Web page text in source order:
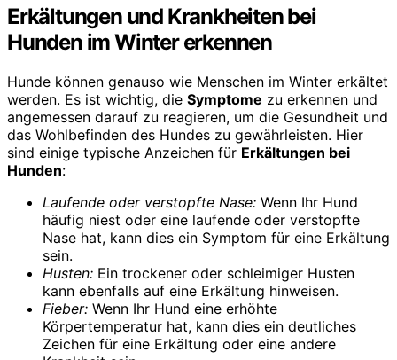
Erkältungen und Krankheiten bei
Hunden im Winter erkennen
Hunde können genauso wie Menschen im Winter erkältet
werden. Es ist wichtig, die Symptome zu erkennen und
angemessen darauf zu reagieren, um die Gesundheit und
das Wohlbefinden des Hundes zu gewährleisten. Hier
sind einige typische Anzeichen für Erkältungen bei
Hunden:
Laufende oder verstopfte Nase: Wenn Ihr Hund
häufig niest oder eine laufende oder verstopfte
Nase hat, kann dies ein Symptom für eine Erkältung
sein.
Husten: Ein trockener oder schleimiger Husten
kann ebenfalls auf eine Erkältung hinweisen.
Fieber: Wenn Ihr Hund eine erhöhte
Körpertemperatur hat, kann dies ein deutliches
Zeichen für eine Erkältung oder eine andere